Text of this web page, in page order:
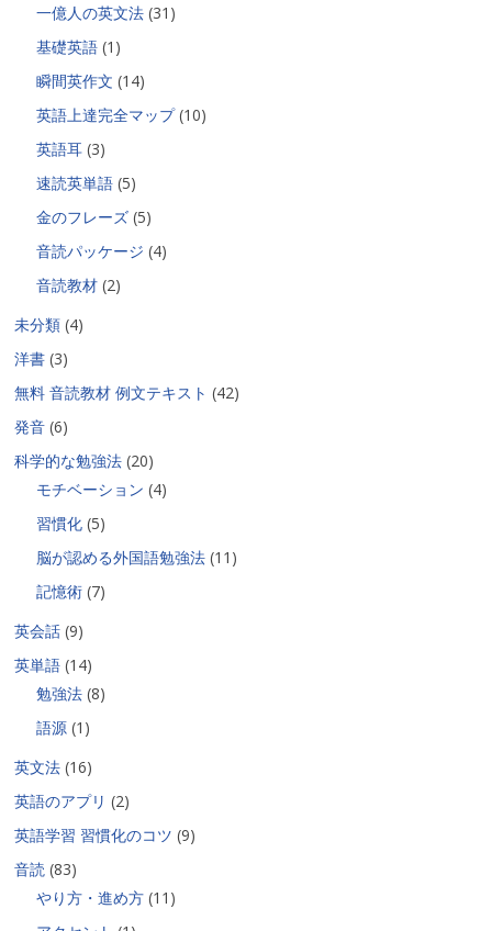
一億人の英文法 (31)
基礎英語 (1)
瞬間英作文 (14)
英語上達完全マップ(10)
英語耳 (3)
速読英単語 (5)
金のフレーズ (5)
音読パッケージ (4)
音読教材 (2)
未分類 (4)
洋書 (3)
無料 音読教材 例文テキスト (42)
発音 (6)
科学的な勉強法 (20)
モチベーション (4)
習慣化 (5)
脳が認める外国語勉強法 (11)
記憶術 (7)
英会話 (9)
英単語 (14)
勉強法 (8)
語源 (1)
英文法 (16)
英語のアプリ (2)
英語学習 習慣化のコツ (9)
音読 (83)
やり方・進め方 (11)